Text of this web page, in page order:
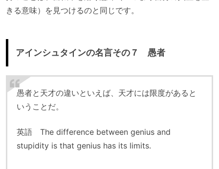
きる意味）を見つけるのと同じです。
アインシュタインの名言その７ 愚者
愚者と天才の違いといえば、天才には限度があると
いうことだ。
英語 The difference between genius and
stupidity is that genius has its limits.